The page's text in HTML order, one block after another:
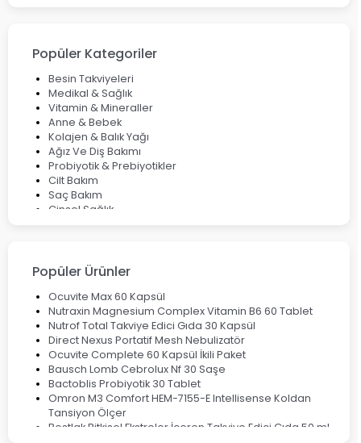
Çözüm Yolları
Bocavirüs Enfeksiyonu Hakkında Bilmeniz Gerekenler
Deep Flex Topraklama Matı Nedir? Detaylı Rehber
Mumiyo Nedir? Faydaları ve Kullanım Alanları Nelerdir?
Popüler Kategoriler
Besin Takviyeleri
Medikal & Sağlık
Vitamin & Mineraller
Anne & Bebek
Kolajen & Balık Yağı
Ağız Ve Diş Bakımı
Probiyotik & Prebiyotikler
Cilt Bakım
Saç Bakım
Cinsel Sağlık
Popüler Ürünler
Ocuvite Max 60 Kapsül
Nutraxin Magnesium Complex Vitamin B6 60 Tablet
Nutrof Total Takviye Edici Gıda 30 Kapsül
Direct Nexus Portatif Mesh Nebulizatör
Ocuvite Complete 60 Kapsül İkili Paket
Bausch Lomb Cebrolux Nf 30 Saşe
Bactoblis Probiyotik 30 Tablet
Omron M3 Comfort HEM-7155-E Intellisense Koldan
Tansiyon Ölçer
Bestlak Bitkisel Ekstreler İçeren Takviye Edici Gıda 50 ml